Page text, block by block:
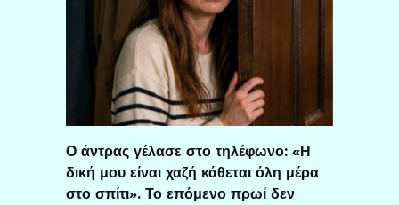
Ο άντρας γέλασε στο τηλέφωνο: «Η
δική μου είναι χαζή κάθεται όλη μέρα
στο σπίτι». Το επόμενο πρωί δεν